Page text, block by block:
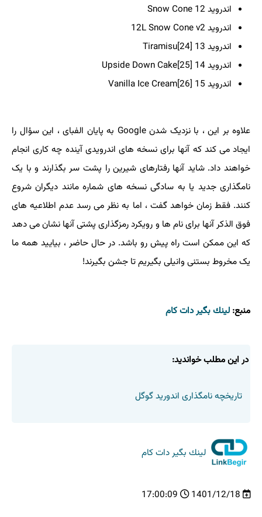
اندروید 12
Snow Cone
اندروید 12L Snow Cone v2
اندروید 13
Tiramisu[24]
اندروید 14
Upside Down Cake[25]
اندروید 15
Vanilla Ice Cream[26]
علاوه بر این ، با نزدیک شدن Google به پایان الفبای ، این سؤال را
ایجاد می کند که آنها برای نسخه های اندرویدی آینده چه کاری انجام
خواهند داد. شاید آنها رفتارهای شیرین را پشت سر بگذارند و با یک
نامگذاری جدید یا به سادگی نسخه های شماره مانند دیگران شروع
کنند. فقط زمان خواهد گفت ، اما به نظر می رسد عدم اطلاعیه های
فوق الذکر آنها برای نام ها و رویکرد رمزگذاری پشتی آنها نشان می دهد
که این ممکن است راه پیش رو باشد. در حال حاضر ، بیایید همه ما
یک مخروط بستنی وانیلی بگیریم تا جشن بگیرند!
منبع: لینك بگیر دات كام
در این مطلب خواندید:
تاریخچه نامگذاری اندورید گوگل
لینك بگیر دات كام
1401/12/18
17:00:09